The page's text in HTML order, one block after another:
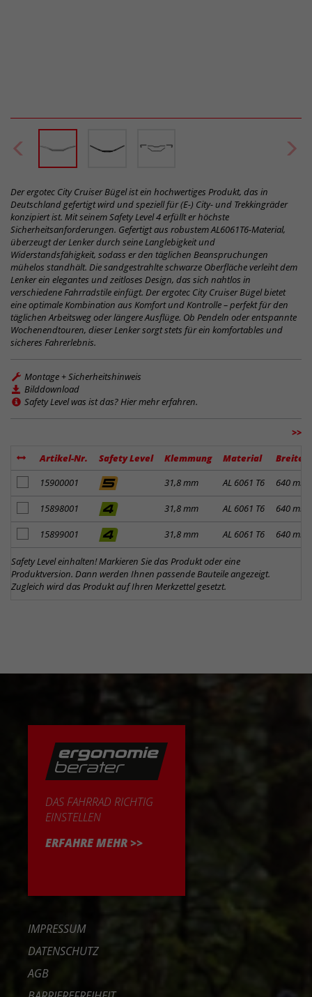
Der ergotec City Cruiser Bügel ist ein hochwertiges Produkt, das in
Deutschland gefertigt wird und speziell für (E-) City- und Trekkingräder
konzipiert ist. Mit seinem Safety Level 4 erfüllt er höchste
Sicherheitsanforderungen. Gefertigt aus robustem AL6061T6-Material,
überzeugt der Lenker durch seine Langlebigkeit und
Widerstandsfähigkeit, sodass er den täglichen Beanspruchungen
mühelos standhält. Die sandgestrahlte schwarze Oberfläche verleiht dem
Lenker ein elegantes und zeitloses Design, das sich nahtlos in
verschiedene Fahrradstile einfügt. Der ergotec City Cruiser Bügel bietet
eine optimale Kombination aus Komfort und Kontrolle – perfekt für den
täglichen Arbeitsweg oder längere Ausflüge. Ob Pendeln oder entspannte
Wochenendtouren, dieser Lenker sorgt stets für ein komfortables und
sicheres Fahrerlebnis.
Montage + Sicherheitshinweis
Bilddownload
Safety Level was ist das? Hier mehr erfahren.
>>
Artikel-Nr. Safety Level Klemmung Material
Breite
Artikel zum Merkzettel hinzufügen
15900001 31,8 mm AL 6061 T6 640 mm
Artikel zum Merkzettel hinzufügen
15898001 31,8 mm AL 6061 T6 640 mm
Artikel zum Merkzettel hinzufügen
15899001 31,8 mm AL 6061 T6 640 mm
Safety Level einhalten! Markieren Sie das Produkt oder eine
Produktversion. Dann werden Ihnen passende Bauteile angezeigt.
Zugleich wird das Produkt auf Ihren Merkzettel gesetzt.
DAS FAHRRAD RICHTIG
EINSTELLEN
ERFAHRE MEHR >>
IMPRESSUM
DATENSCHUTZ
AGB